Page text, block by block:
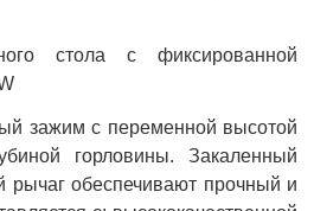
стола с фиксированной
зажим с переменной высотой
горловины. Закаленный
рычаг обеспечивают прочный и